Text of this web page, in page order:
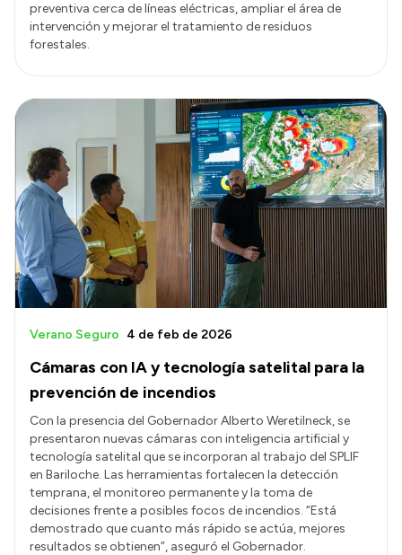
preventiva cerca de líneas eléctricas, ampliar el área de
intervención y mejorar el tratamiento de residuos
forestales.
Cámaras con IA y tecnología satelital para la
prevención de incendios
Verano Seguro 4 de feb de 2026
Con la presencia del Gobernador Alberto Weretilneck, se
presentaron nuevas cámaras con inteligencia artificial y
tecnología satelital que se incorporan al trabajo del SPLIF
en Bariloche. Las herramientas fortalecen la detección
temprana, el monitoreo permanente y la toma de
decisiones frente a posibles focos de incendios. “Está
demostrado que cuanto más rápido se actúa, mejores
resultados se obtienen”, aseguró el Gobernador.